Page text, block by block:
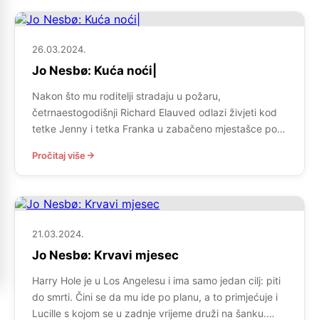
slušalica iz telefonske govornice. Naravno, u takvu
njegovu […]
26.03.2024.
Jo Nesbø: Kuća noći|
Nakon što mu roditelji stradaju u požaru,
četrnaestogodišnji Richard Elauved odlazi živjeti kod
tetke Jenny i tetka Franka u zabačeno mjestašce po
otpadnika, dojam učvršćuje svojim bahatim
ponašanjem (kojim prikriva vlastite nesigurnosti), a
kad nestane njegov prijatelj iz razreda, svi krivicu
svale na njega, novog, gnjevnog učenika. Richardu
Pročitaj više
21.03.2024.
Jo Nesbø: Krvavi mjesec
Harry Hole je u Los Angelesu i ima samo jedan cilj: piti
do smrti. Čini se da mu ide po planu, a to primjećuje i
Lucille s kojom se u zadnje vrijeme druži na šanku.